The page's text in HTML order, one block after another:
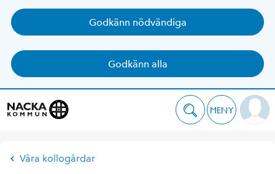
Godkänn nödvändiga
Godkänn alla
MENY
Våra kollogårdar